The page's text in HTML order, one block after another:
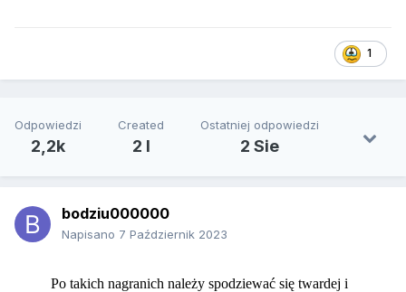
1
Odpowiedzi
2,2k
Created
2 l
Ostatniej odpowiedzi
2 Sie
bodziu000000
Napisano 7 Październik 2023